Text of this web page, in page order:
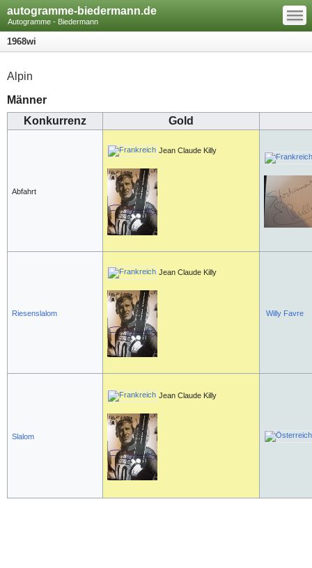
autogramme-biedermann.de
Autogramme - Biedermann
—
—
—
1968wi
Alpin
Männer
Konkurrenz
Gold
Abfahrt
Jean Claude Killy
Riesenslalom
Jean Claude Killy
Willy Favre
Slalom
Jean Claude Killy